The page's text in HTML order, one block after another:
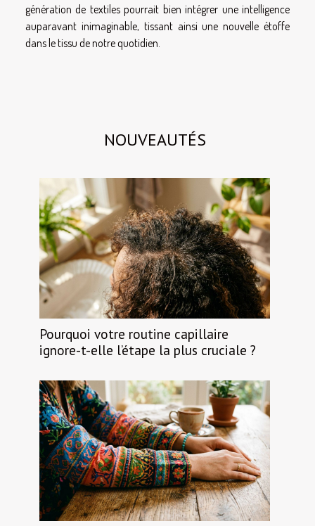
génération de textiles pourrait bien intégrer une intelligence
auparavant inimaginable, tissant ainsi une nouvelle étoffe
dans le tissu de notre quotidien.
NOUVEAUTÉS
Pourquoi votre routine capillaire
ignore-t-elle l’étape la plus cruciale ?